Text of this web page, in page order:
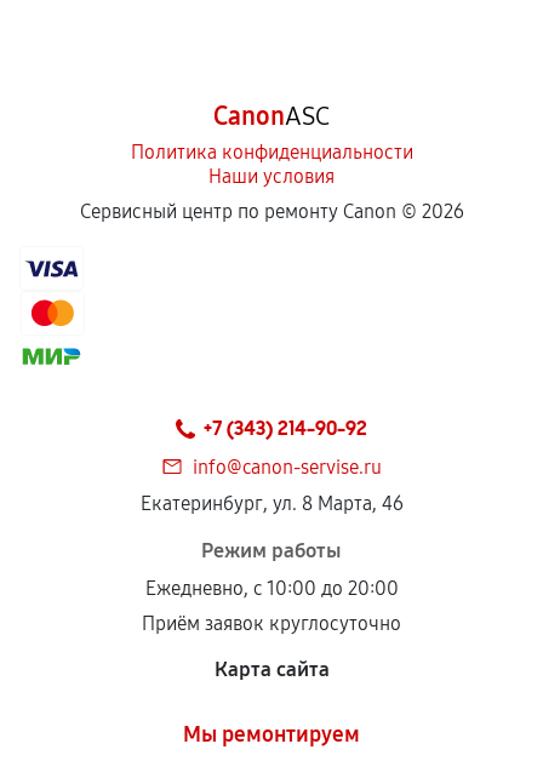
CanonASC
Политика конфиденциальности
Наши условия
Сервисный центр по ремонту Canon © 2026
+7 (343) 214-90-92
info@canon-servise.ru
Екатеринбург, ул. 8 Марта, 46
Режим работы
Ежедневно, с 10:00 до 20:00
Приём заявок круглосуточно
Карта сайта
Мы ремонтируем